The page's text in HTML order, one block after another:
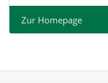
Zur Homepage